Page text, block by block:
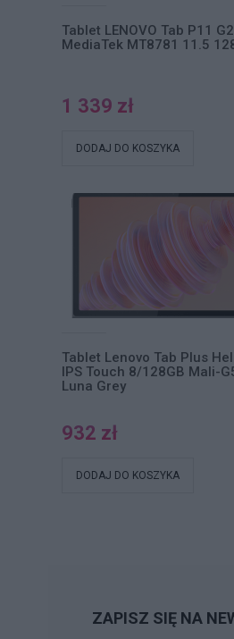
Tablet LENOVO Tab P11
MediaTek MT8781 11.5
1 339 zł
DODAJ DO KOSZYKA
Tablet Lenovo Tab Plus
IPS Touch 8/128GB Mali-
Luna Grey
932 zł
DODAJ DO KOSZYKA
ZAPISZ SIĘ NA